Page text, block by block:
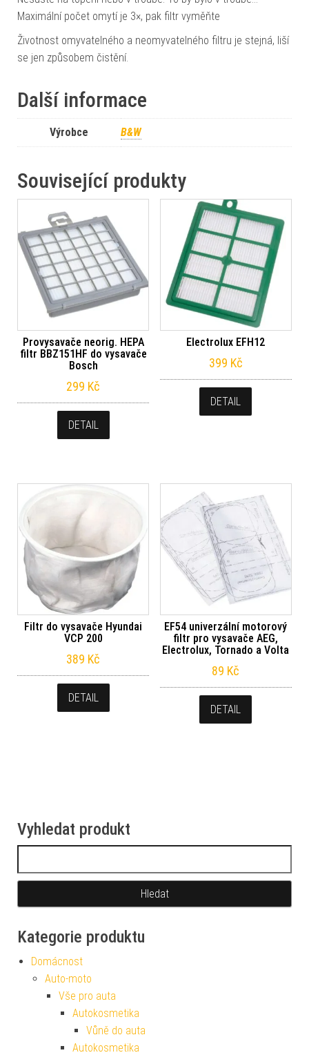
Maximální počet omytí je 3×, pak filtr vyměňte
Životnost omyvatelného a neomyvatelného filtru je stejná, liší
se jen způsobem čistění.
Další informace
Výrobce B&W
Související produkty
Provysavače neorig. HEPA
filtr BBZ151HF do vysavače
Bosch
299 Kč
DETAIL
Electrolux EFH12
399 Kč
DETAIL
Filtr do vysavače Hyundai
VCP 200
389 Kč
DETAIL
EF54 univerzální motorový
filtr pro vysavače AEG,
Electrolux, Tornado a Volta
89 Kč
DETAIL
Vyhledat produkt
Kategorie produktu
Domácnost
Auto-moto
Vše pro auta
Autokosmetika
Vůně do auta
Autokosmetika